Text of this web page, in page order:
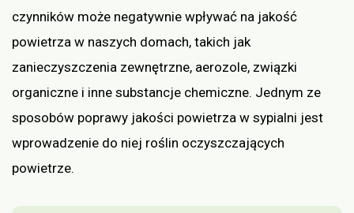
czynników może negatywnie wpływać na jakość
powietrza w naszych domach, takich jak
zanieczyszczenia zewnętrzne, aerozole, związki
organiczne i inne substancje chemiczne. Jednym ze
sposobów poprawy jakości powietrza w sypialni jest
wprowadzenie do niej roślin oczyszczających
powietrze.